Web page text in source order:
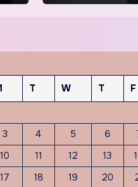
T W T F
3
4 5 6
10
11 12 13
17
18 19 20